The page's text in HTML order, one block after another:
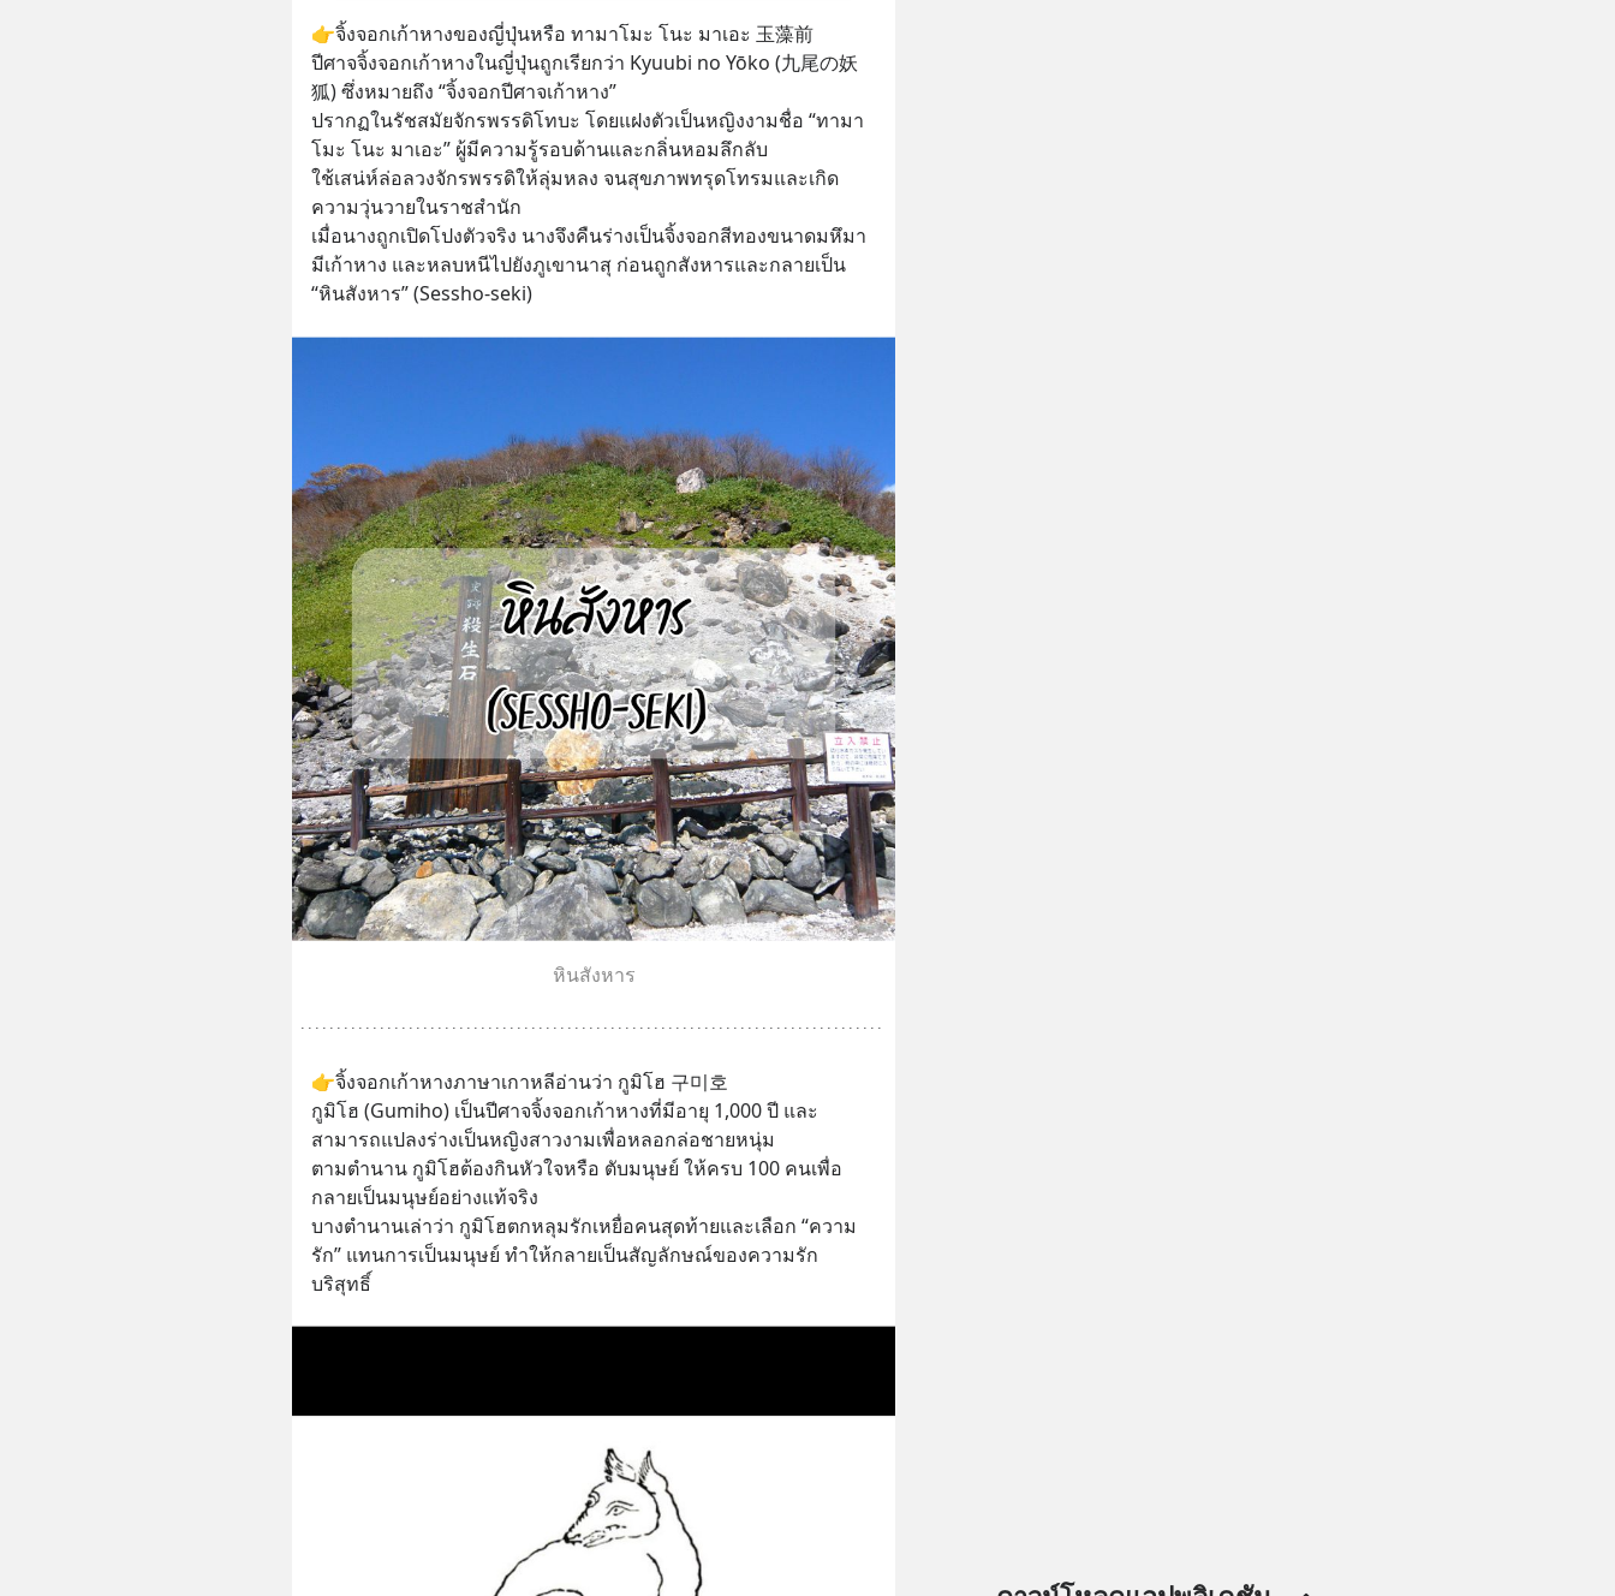
หลัก ของการเติบโตทางเศรษฐกิจ และวิถี
ชีวิตของผู้คนอย่างยาวนานต่
👉จิ้งจอกเก้าหางของญี่ปุ่นหรือ ทามาโมะ โนะ มาเอะ 玉藻前
ปีศาจจิ้งจอกเก้าหางในญี่ปุ่นถูกเรียกว่า Kyuubi no Yōko (九尾の妖
狐) ซึ่งหมายถึง “จิ้งจอกปีศาจเก้าหาง”
ปรากฏในรัชสมัยจักรพรรดิโทบะ โดยแฝงตัวเป็นหญิงงามชื่อ “ทามา
โมะ โนะ มาเอะ” ผู้มีความรู้รอบด้านและกลิ่นหอมลึกลับ
ใช้เสน่ห์ล่อลวงจักรพรรดิให้ลุ่มหลง จนสุขภาพทรุดโทรมและเกิด
ความวุ่นวายในราชสำนัก
เมื่อนางถูกเปิดโปงตัวจริง นางจึงคืนร่างเป็นจิ้งจอกสีทองขนาดมหึมา
มีเก้าหาง และหลบหนีไปยังภูเขานาสุ ก่อนถูกสังหารและกลายเป็น
“หินสังหาร” (Sessho-seki)
หินสังหาร
👉จิ้งจอกเก้าหางภาษาเกาหลีอ่านว่า กูมิโฮ 구미호
กูมิโฮ (Gumiho) เป็นปีศาจจิ้งจอกเก้าหางที่มีอายุ 1,000 ปี และ
สามารถแปลงร่างเป็นหญิงสาวงามเพื่อหลอกล่อชายหนุ่ม
ตามตำนาน กูมิโฮต้องกินหัวใจหรือ ตับมนุษย์ ให้ครบ 100 คนเพื่อ
กลายเป็นมนุษย์อย่างแท้จริง
บางตำนานเล่าว่า กูมิโฮตกหลุมรักเหยื่อคนสุดท้ายและเลือก “ความ
รัก” แทนการเป็นมนุษย์ ทำให้กลายเป็นสัญลักษณ์ของความรัก
บริสุทธิ์